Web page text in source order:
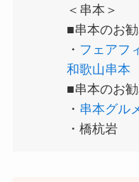
＜串本＞
■串本のお
・ フェアフ
和歌山串本
■串本のお
・ 串本グル
・橋杭岩